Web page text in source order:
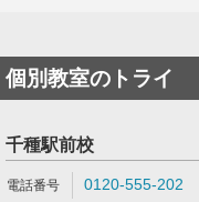
個別教室のトライ
千種駅前校
0120-555-202